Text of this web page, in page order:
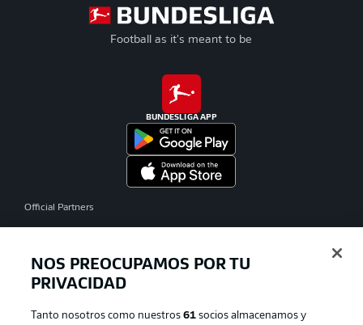
Football as it's meant to be
BUNDESLIGA APP
Official Partners
NOS PREOCUPAMOS POR TU
PRIVACIDAD
Tanto nosotros como nuestros61 socios almacenamos y